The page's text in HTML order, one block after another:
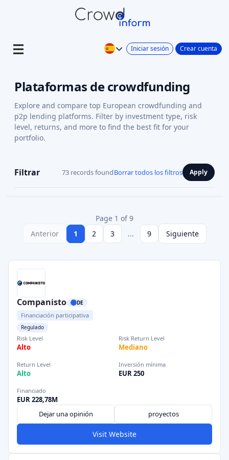
Iniciar sesión Crear cuenta
Plataformas de crowdfunding
Explore and compare top European crowdfunding and
p2p lending platforms. Filter by investment type, risk
level, returns, and more to find the best fit for your
portfolio.
Filtrar 73 records foundBorrar todos los filtros Apply
Page 1 of 9
Anterior
1 2 3 ... 9 Siguiente
Companisto DE
Financiación participativa
Regulado
Risk Level
Alto
Risk Return Level
Mediano
Return Level
Alto
Inversión mínima
EUR 250
Financiado
EUR 228,78M
Dejar una opinión
proyectos
Visit Website